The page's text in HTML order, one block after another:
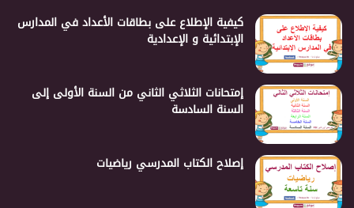
كيفية الإطلاع على بطاقات الأعداد في المدارس
الإبتدائية و الإعدادية
إمتحانات الثلاثي الثاني من السنة الأولى إلى
السنة السادسة
إصلاح الكتاب المدرسي رياضيات